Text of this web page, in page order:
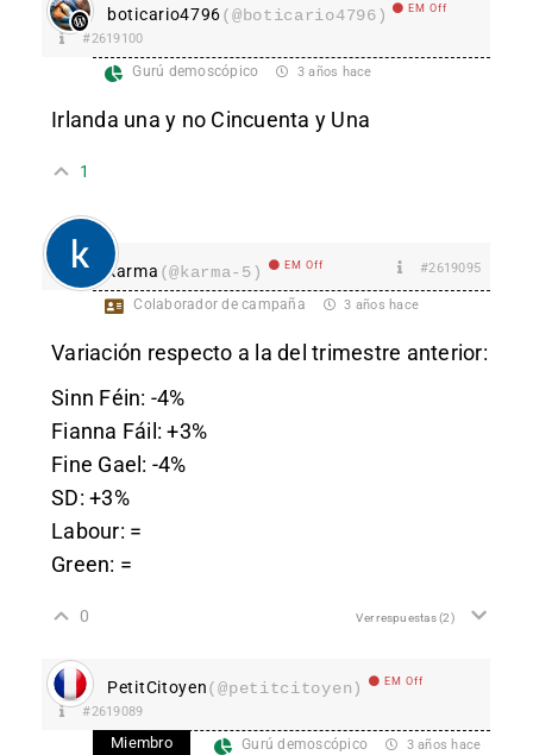
boticario4796(@boticario4796) EM Off
#2619100
Gurú demoscópico 3 años hace
Irlanda una y no Cincuenta y Una
1
karma (@karma-5) EM Off #2619095
Colaborador de campaña 3 años hace
Variación respecto a la del trimestre anterior:
Sinn Féin: -4%
Fianna Fáil: +3%
Fine Gael: -4%
SD: +3%
Labour: =
Green: =
0 Ver respuestas(2)
PetitCitoyen(@petitcitoyen) EM Off
#2619089
Miembro Gurú demoscópico 3 años hace